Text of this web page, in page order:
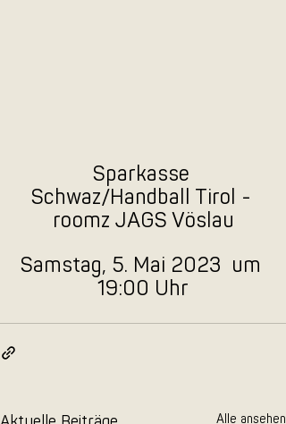
Sparkasse
Schwaz/Handball Tirol -
roomz JAGS Vöslau
Samstag, 5. Mai 2023  um
19:00 Uhr
Alle ansehen